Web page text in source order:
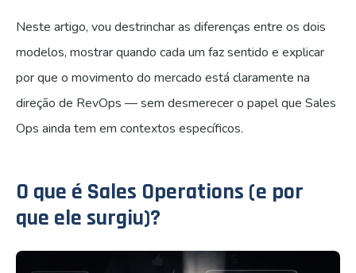
Neste artigo, vou destrinchar as diferenças entre os dois
modelos, mostrar quando cada um faz sentido e explicar
por que o movimento do mercado está claramente na
direção de RevOps — sem desmerecer o papel que Sales
Ops ainda tem em contextos específicos.
O que é Sales Operations (e por
que ele surgiu)?